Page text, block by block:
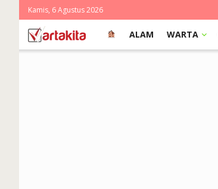
Kamis, 6 Agustus 2026
ALAM WARTA